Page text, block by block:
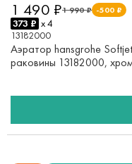
1 990 ₽ -500 ₽
1 490 ₽
373 ₽ x 4
13182000
Аэратор hansgrohe
раковины 13182000,